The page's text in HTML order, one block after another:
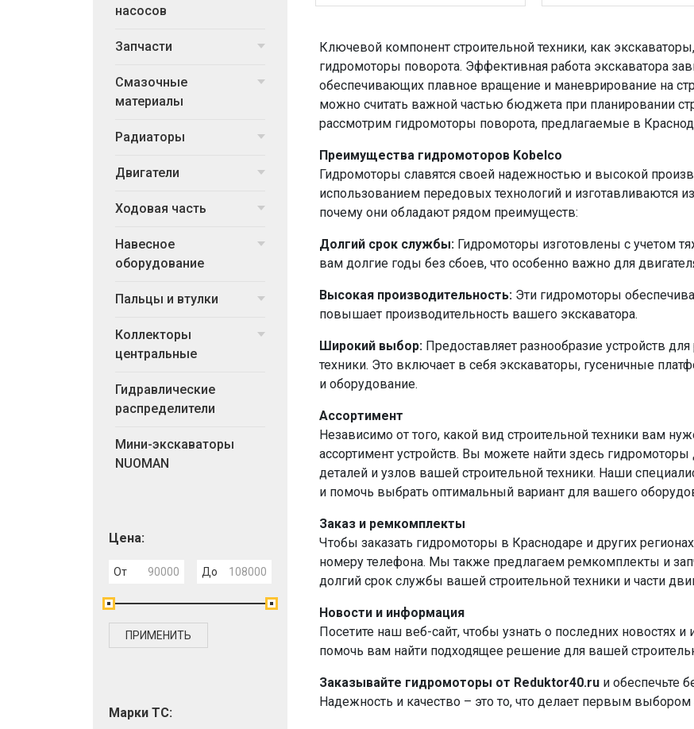
насосов
Запчасти
Смазочные
материалы
Радиаторы
Двигатели
Ходовая часть
Навесное
оборудование
Пальцы и втулки
Коллекторы
центральные
Гидравлические
распределители
Мини-экскаваторы
NUOMAN
Цена:
От До
ПРИМЕНИТЬ
Марки ТС:
Ключевой компонент строительной техники, как
гидромоторы поворота. Эффективная работа экскаватора
обеспечивающих плавное вращение и маневрирование на
можно считать важной частью бюджета при планировании
рассмотрим гидромоторы поворота, предлагаемые в
Преимущества гидромоторов Kobelco
Гидромоторы славятся своей надежностью и высокой
использованием передовых технологий и изготавливаются
почему они обладают рядом преимуществ:
Долгий срок службы: Гидромоторы изготовлены с учетом
вам долгие годы без сбоев, что особенно важно для
Высокая производительность: Эти гидромоторы
повышает производительность вашего экскаватора.
Широкий выбор: Предоставляет разнообразие устройств
техники. Это включает в себя экскаваторы, гусеничные
и оборудование.
Ассортимент
Независимо от того, какой вид строительной техники вам
ассортимент устройств. Вы можете найти здесь
деталей и узлов вашей строительной техники. Наши
и помочь выбрать оптимальный вариант для вашего
Заказ и ремкомплекты
Чтобы заказать гидромоторы в Краснодаре и других
номеру телефона. Мы также предлагаем ремкомплекты и
долгий срок службы вашей строительной техники и части
Новости и информация
Посетите наш веб-сайт, чтобы узнать о последних
помочь вам найти подходящее решение для вашей
Заказывайте гидромоторы от Reduktor40.ru и обеспечьте
Надежность и качество – это то, что делает первым